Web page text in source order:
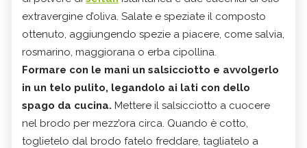
extravergine d’oliva. Salate e speziate il composto
ottenuto, aggiungendo spezie a piacere, come salvia,
rosmarino, maggiorana o erba cipollina.
Formare con le mani un salsicciotto e avvolgerlo
in un telo pulito, legandolo ai lati con dello
spago da cucina. Mettere il salsicciotto a cuocere
nel brodo per mezz’ora circa. Quando è cotto,
toglietelo dal brodo fatelo freddare, tagliatelo a